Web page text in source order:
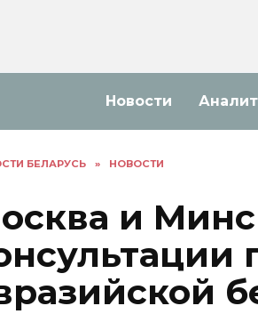
Новости
БЕЛАРУСЬ » НОВОСТИ
и